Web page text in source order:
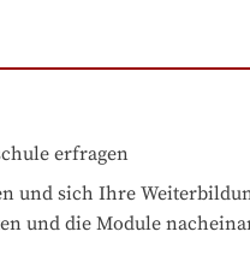
erfragen
und sich Ihre
und die Module